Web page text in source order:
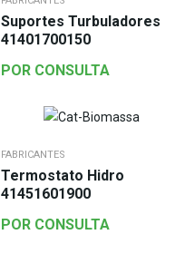
Suportes Turbuladores
41401700150
POR CONSULTA
FABRICANTES
Termostato Hidro
41451601900
POR CONSULTA